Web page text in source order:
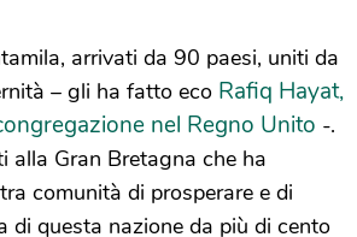
arrivati da 90 paesi, uniti da
– gli ha fatto eco Rafiq Hayat,
nel Regno Unito -.
alla Gran Bretagna che ha
comunità di prosperare e di
di questa nazione da più di cento